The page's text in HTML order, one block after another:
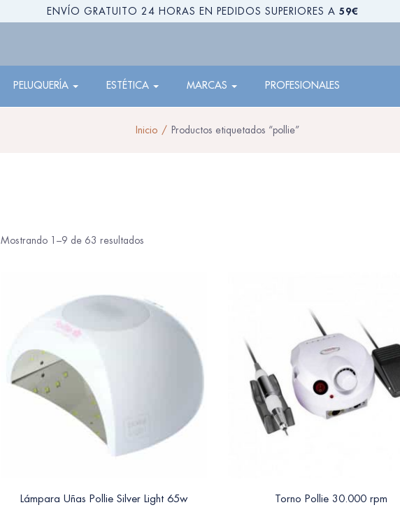
ENVÍO GRATUITO 24 HORAS EN PEDIDOS SUPERIORES A 59€
PELUQUERÍA ESTÉTICA MARCAS PROFESIONALES
Inicio Productos etiquetados “pollie”
Mostrando 1–9 de 63 resultados
Lámpara Uñas Pollie Silver Light 65w Torno Pollie 30.000 rpm